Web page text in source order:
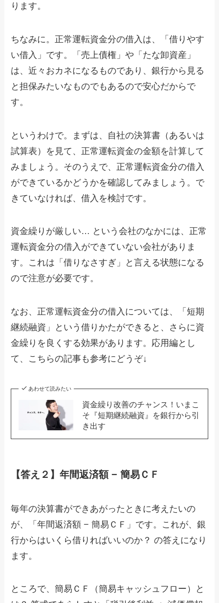
ります。
ちなみに。正常運転資金分の借入は、「借りやす
い借入」です。「売上債権」や「たな卸資産」
は、近々おカネになるものであり、銀行から見る
と担保みたいなものでもあるので安心だからで
す。
というわけで。まずは、自社の決算書（あるいは
試算表）を見て、正常運転資金の金額を計算して
みましょう。そのうえで、正常運転資金分の借入
ができているかどうかを確認してみましょう。で
きていなければ、借入を検討です。
資金繰りが厳しい… という会社のなかには、正常
運転資金分の借入ができていない会社がありま
す。これは「借りなさすぎ」と言える状態になる
ので注意が必要です。
なお、正常運転資金分の借入については、「短期
継続融資」という借りかたができると、さらに資
金繰りを良くする効果があります。応用編とし
て、こちらの記事も参考にどうぞ↓
あわせて読みたい
資金繰り改善のチャンス！いまこ
そ『短期継続融資』を銀行から引
き出す
【答え２】年間返済額 − 簡易ＣＦ
毎年の決算書ができあがったときに考えたいの
が、「年間返済額 − 簡易ＣＦ」です。これが、銀
行からはいくら借りればいいのか？ の答えになり
ます。
ところで、簡易ＣＦ（簡易キャッシュフロー）と